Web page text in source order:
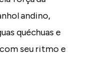
andino,
quéchuas e
seu ritmo e